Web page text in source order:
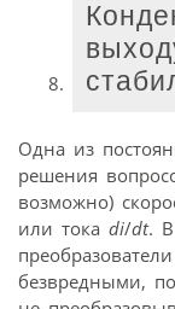
Одна из
решения
возможно)
или тока di/dt. В
безвредными,